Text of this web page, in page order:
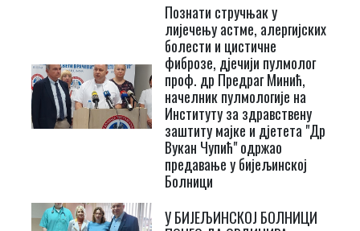
Познати стручњак у
лијечењу астме, алергијских
болести и цистичне
фиброзе, дјечији пулмолог
проф. др Предраг Минић,
начелник пулмологије на
Институту за здравствену
заштиту мајке и дјетета "Др
Вукан Чупић" одржао
предавање у бијељинској
Болници
У БИЈЕЉИНСКОЈ БОЛНИЦИ